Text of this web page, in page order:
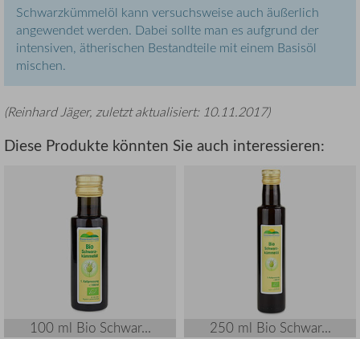
Schwarzkümmelöl kann versuchsweise auch äußerlich
angewendet werden. Dabei sollte man es aufgrund der
intensiven, ätherischen Bestandteile mit einem Basisöl
mischen.
(Reinhard Jäger, zuletzt aktualisiert: 10.11.2017)
Diese Produkte könnten Sie auch interessieren:
100 ml Bio Schwar... 250 ml Bio Schwar...